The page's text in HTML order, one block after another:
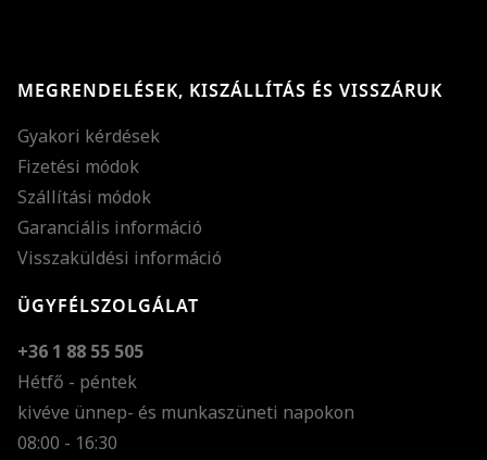
MEGRENDELÉSEK, KISZÁLLÍTÁS ÉS VISSZÁRUK
Gyakori kérdések
Fizetési módok
Szállítási módok
Garanciális információ
Visszaküldési információ
ÜGYFÉLSZOLGÁLAT
+36 1 88 55 505
Hétfő - péntek
kivéve ünnep- és munkaszüneti napokon
08:00 - 16:30